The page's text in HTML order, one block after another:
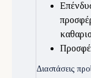
Διαστάσεις